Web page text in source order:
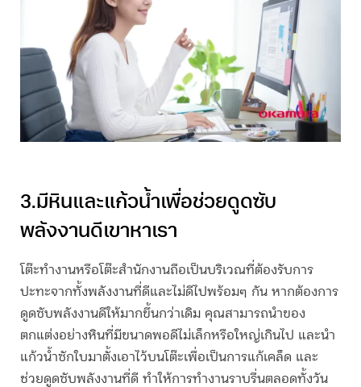
3.มีหินและแก้วน้ำเพื่อช่วยดูดซับ
พลังงานดีเขาหาเรา
โต๊ะทำงานหรือโต๊ะสำนักงานถือเป็นบริเวณที่ต้องรับการ
ปะทะจากทั้งพลังงานที่ดีและไม่ดีไปพร้อมๆ กัน หากต้องการ
ดูดซับพลังงานดีให้มากขึ้นกว่าเดิม คุณสามารถนำของ
ตกแต่งอย่างหินที่มีขนาดพอดีไม่เล็กหรือใหญ่เกินไป และนำ
แก้วน้ำซักใบมาตั้งเอาไว้บนโต๊ะเพื่อเป็นการแก้เคล็ด และ
ช่วยดูดซับพลังงานที่ดี ทำให้การทำงานราบรื่นตลอดทั้งวัน